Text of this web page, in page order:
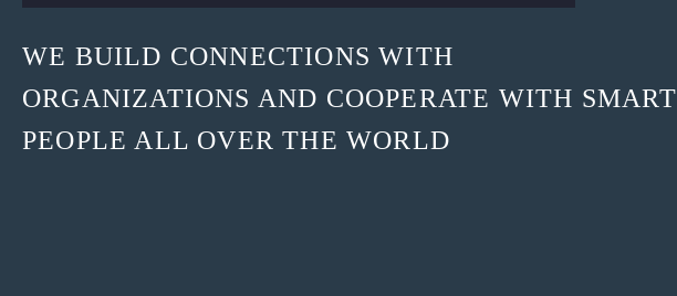
WE BUILD CONNECTIONS WITH
ORGANIZATIONS AND COOPERATE WITH SMART
PEOPLE ALL OVER THE WORLD